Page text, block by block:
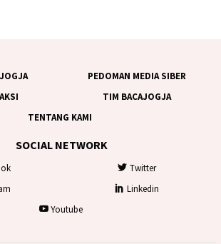
PEDOMAN MEDIA SIBER
TIM BACAJOGJA
TENTANG KAMI
SOCIAL NETWORK
Twitter
Linkedin
Youtube